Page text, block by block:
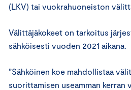
(LKV) tai vuokrahuoneiston
Välittäjäkokeet on tarkoitus
sähköisesti vuoden 2021 aikana.
”Sähköinen koe mahdollistaa
suorittamisen useamman kerran